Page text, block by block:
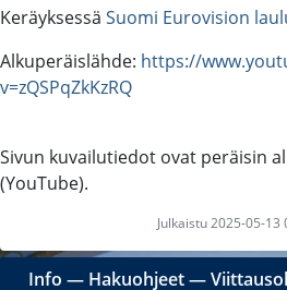
Keräyksessä Suomi Eurovision
Alkuperäislähde: https://
v=zQSPqZkKzRQ
Sivun kuvailutiedot ovat peräisin
(YouTube).
Julkaistu 2025-05-
Info ― Hakuohjeet―